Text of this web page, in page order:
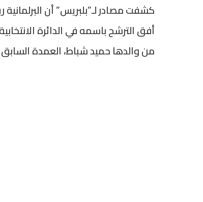
كشفت مصادر لـ”بلبريس” أن
أفق الترشح باسمه في الدائرة
من والدها حميد شباط، العمدة